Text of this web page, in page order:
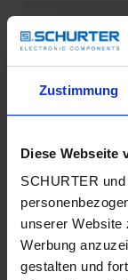
Zustimmung
Diese Webseite
SCHURTER
unserer Website
Werbung
gestalten und